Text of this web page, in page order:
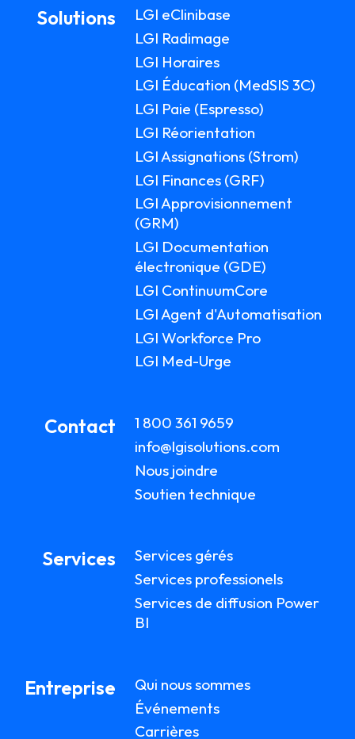
Solutions
LGI eClinibase
LGI Radimage
LGI Horaires
LGI Éducation (MedSIS 3C)
LGI Paie (Espresso)
LGI Réorientation
LGI Assignations (Strom)
LGI Finances (GRF)
LGI Approvisionnement
(GRM)
LGI Documentation
électronique (GDE)
LGI ContinuumCore
LGI Agent d'Automatisation
LGI Workforce Pro
LGI Med-Urge
Contact
1 800 361 9659
info@lgisolutions.com
Nous joindre
Soutien technique
Services
Services gérés
Services professionels
Services de diffusion Power
BI
Entreprise
Qui nous sommes
Événements
Carrières